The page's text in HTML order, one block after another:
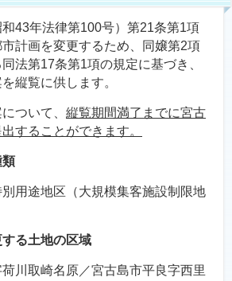
43年法律第100号）第21条第1項
計画を変更するため、同嬢第2項
法第17条第1項の規定に基づき、
縦覧に供します。
ついて、 縦覧期間満了までに宮古
することができます。
類
用途地区（大規模集客施設制限地
する土地の区域
川取崎名原／宮古島市平良字西里